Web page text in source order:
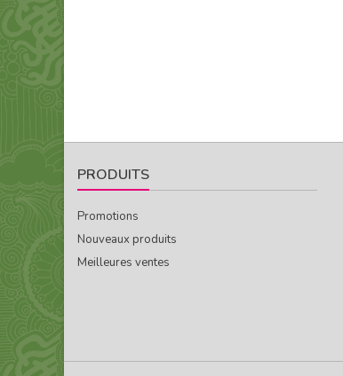
PRODUITS
Promotions
Nouveaux produits
Meilleures ventes